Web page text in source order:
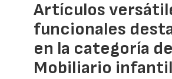
Artículos
funcionales
en la categoría de
Mobiliario infantil